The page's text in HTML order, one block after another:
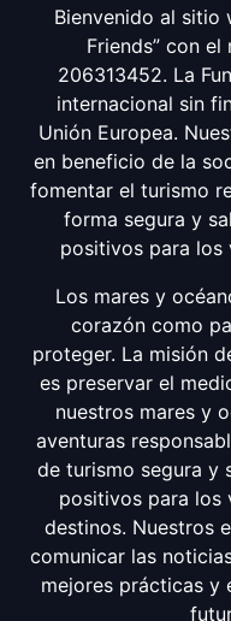
Bienvenido al sitio
Friends” con
206313452. La
internacional sin
Unión Europea.
en beneficio de la
fomentar el turismo
forma segura y
positivos para los
Los mares y
corazón como
proteger. La misión
es preservar el
nuestros mares y
aventuras
de turismo segura y
positivos para los
destinos. Nuestros
comunicar las
mejores prácticas y